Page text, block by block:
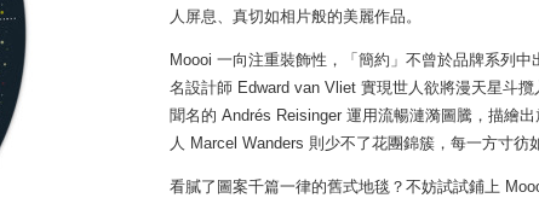
人屏息、真切如相片般的美麗作品。
Moooi 一向注重裝飾性，「簡約」不曾於品牌系列
名設計師 Edward van Vliet 實現世人欲將漫天星斗
聞名的 Andrés Reisinger 運用流暢漣漪圖騰，描繪
人 Marcel Wanders 則少不了花團錦簇，每一方寸彷
看膩了圖案千篇一律的舊式地毯？不妨試試鋪上